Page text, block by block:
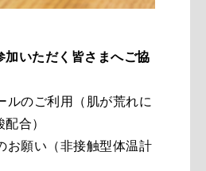
加いただく皆さまへご協
ルのご利用（肌が荒れに
合）
お願い（非接触型体温計